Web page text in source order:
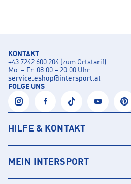
KONTAKT
+43 7242 600 204 (zum Ortstarif)
Mo. – Fr. 08:00 – 20:00 Uhr
service.eshop@intersport.at
FOLGE UNS
HILFE & KONTAKT
MEIN INTERSPORT